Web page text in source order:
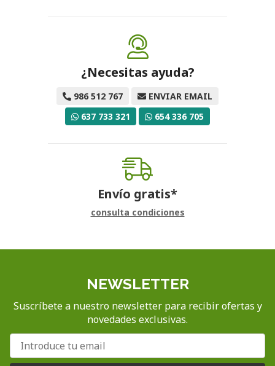
¿Necesitas ayuda?
986 512 767
ENVIAR EMAIL
637 733 321
654 336 705
Envío gratis*
consulta condiciones
NEWSLETTER
Suscríbete a nuestro newsletter para recibir ofertas y
novedades exclusivas.